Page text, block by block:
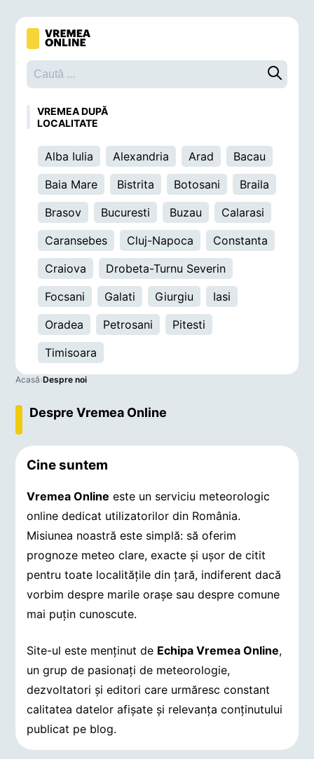
Caută o
VREMEA DUPĂ
LOCALITATE
Alba Iulia Alexandria Arad
Bacau
Baia Mare
Bistrita Botosani
Braila
Brasov
Bucuresti Buzau
Calarasi
Caransebes
Cluj-Napoca
Constanta
Craiova
Drobeta-Turnu Severin
Focsani
Galati Giurgiu
Iasi
Oradea
Petrosani
Pitesti
Timisoara
Acasă›Despre noi
Despre Vremea Online
Cine suntem
Vremea Online este un serviciu meteorologic
online dedicat utilizatorilor din România.
Misiunea noastră este simplă: să oferim
prognoze meteo clare, exacte și ușor de citit
pentru toate localitățile din țară, indiferent dacă
vorbim despre marile orașe sau despre comune
mai puțin cunoscute.
Site-ul este menținut de Echipa Vremea Online,
un grup de pasionați de meteorologie,
dezvoltatori și editori care urmăresc constant
calitatea datelor afișate și relevanța conținutului
publicat pe blog.